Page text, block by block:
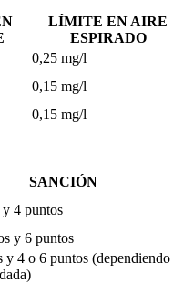
LÍMITE EN AIRE
ESPIRADO
0,25 mg/l
0,15 mg/l
0,15 mg/l
SANCIÓN
y 4 puntos
y 6 puntos
y 4 o 6 puntos (dependiendo